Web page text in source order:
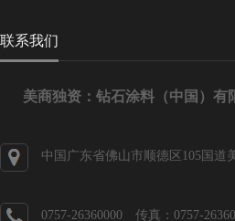
联系我们
美商独资：钻石涂料（中国）有
中国广东省佛山市顺德区105国道
0757-26360000 传真：0757-